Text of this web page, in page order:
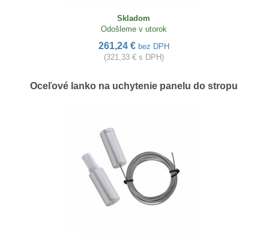
Skladom
Odošleme v utorok
261,24 € bez DPH
(321,33 € s DPH)
Oceľové lanko na uchytenie panelu do stropu